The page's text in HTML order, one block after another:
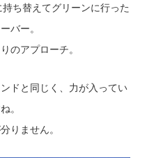
ち替えてグリーンに行った
バー。
のアプローチ。
ドと同じく、力が入ってい
。
りません。